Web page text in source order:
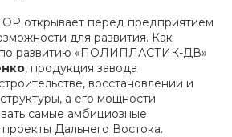
открывает перед предприятием
для развития. Как
по развитию «ПОЛИПЛАСТИК-ДВ»
, продукция завода
восстановлении и
а его мощности
самые амбициозные
Дальнего Востока.